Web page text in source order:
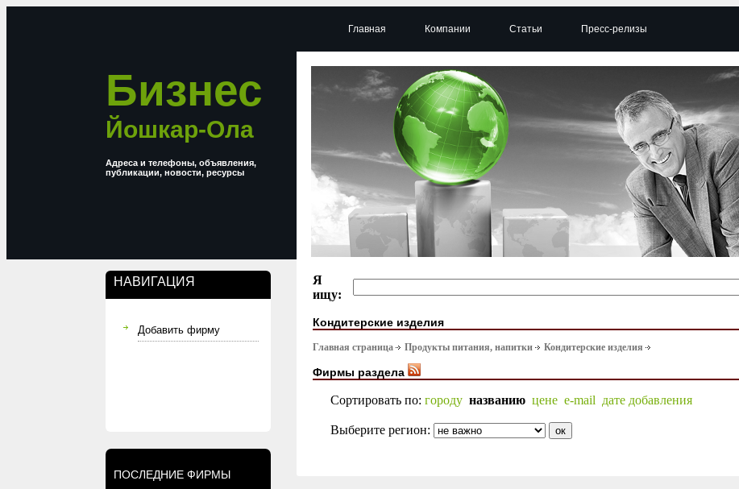
Бизнес
Йошкар-Ола
Адреса и телефоны, объявления,
публикации, новости, ресурсы
НАВИГАЦИЯ
Добавить фирму
ПОСЛЕДНИЕ ФИРМЫ
Главная Компании Статьи Пресс-релизы
Я
ищу:
Кондитерские изделия
Главная страница Продукты питания, напитки Кондитерские изделия
Фирмы раздела
Сортировать по: городу названию цене e-mail дате добавления
Выберите регион: